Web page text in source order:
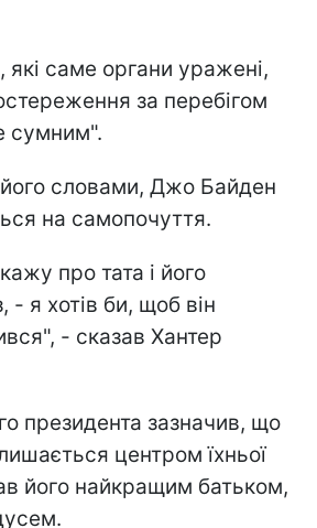
які саме органи уражені,
за перебігом
сумним".
словами, Джо Байден
на самопочуття.
про тата і його
- я хотів би, щоб він
- сказав Хантер
президента зазначив, що
центром їхньої
його найкращим батьком,